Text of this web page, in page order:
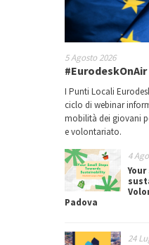
5 Agosto 2026
I Punti Locali
ciclo di webinar
mobilità dei giovani
e volontariato.
4
Padova
24